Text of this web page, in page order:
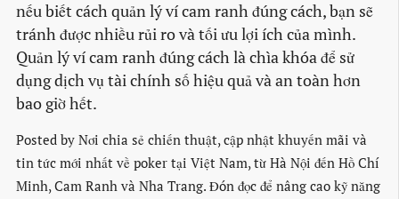
nếu biết cách quản lý ví cam ranh đúng cách, bạn sẽ
tránh được nhiều rủi ro và tối ưu lợi ích của mình.
Quản lý ví cam ranh đúng cách là chìa khóa để sử
dụng dịch vụ tài chính số hiệu quả và an toàn hơn
bao giờ hết.
Posted by Nơi chia sẻ chiến thuật, cập nhật khuyến mãi và
tin tức mới nhất về poker tại Việt Nam, từ Hà Nội đến Hồ Chí
Minh, Cam Ranh và Nha Trang. Đón đọc để nâng cao kỹ năng